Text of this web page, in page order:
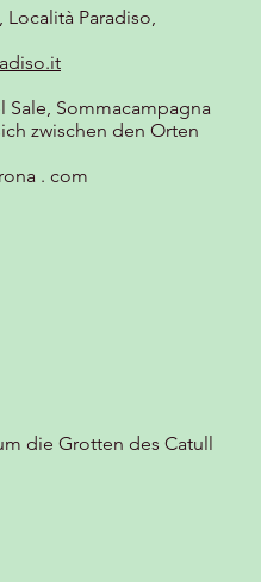
Paradiso,
Sale, Sommacampagna
zwischen den Orten
. com
die Grotten des Catull